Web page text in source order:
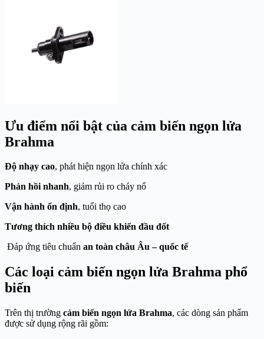
Ưu điểm nổi bật của cảm biến ngọn lửa
Brahma
Độ nhạy cao, phát hiện ngọn lửa chính xác
Phản hồi nhanh, giảm rủi ro cháy nổ
Vận hành ổn định, tuổi thọ cao
Tương thích nhiều bộ điều khiển đầu đốt
Đáp ứng tiêu chuẩn an toàn châu Âu – quốc tế
Các loại cảm biến ngọn lửa Brahma phổ
biến
Trên thị trường cảm biến ngọn lửa Brahma, các dòng sản phẩm
được sử dụng rộng rãi gồm: